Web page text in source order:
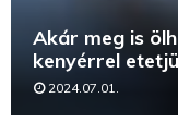
Akár meg is
kenyérrel
2024.07.01.